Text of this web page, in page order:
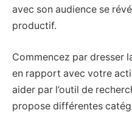
avec son audience se
productif.
Commencez par dresser
en rapport avec votre
aider par l’outil de
propose différentes